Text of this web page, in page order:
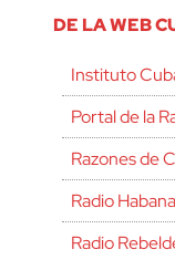
DE LA WEB
Instituto
Portal de la
Razones de
Radio
Radio